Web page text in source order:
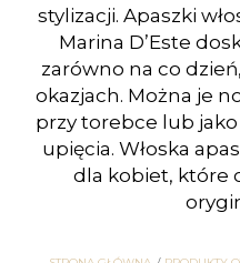
stylizacji. Apaszki
Marina D’Este
zarówno na co
okazjach. Można je
przy torebce lub
upięcia. Włoska
dla kobiet, które